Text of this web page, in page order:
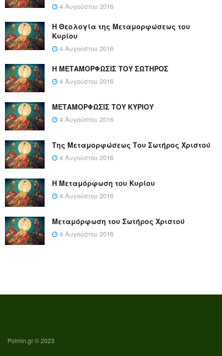
4 Αυγούστου 2016
Η Θεολογία της Μεταμορφώσεως του
Κυρίου
4 Αυγούστου 2016
Η ΜΕΤΑΜΟΡΦΩΣΙΣ ΤΟΥ ΣΩΤΗΡΟΣ
4 Αυγούστου 2016
ΜΕΤΑΜΟΡΦΩΣΙΣ ΤΟΥ ΚΥΡΙΟΥ
4 Αυγούστου 2016
Της Μεταμορφώσεως Του Σωτήρος Χριστού
4 Αυγούστου 2016
Η Μεταμόρφωση του Κυρίου
4 Αυγούστου 2016
Μεταμόρφωση του Σωτήρος Χριστού
4 Αυγούστου 2016
Poimin.gr © 2023